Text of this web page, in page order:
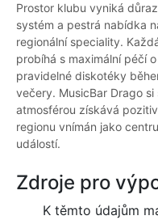
Prostor klubu vyniká
systém a pestrá nabídka
regionální speciality.
probíhá s maximální péčí
pravidelné diskotéky
večery. MusicBar Drago
atmosférou získává
regionu vnímán jako
událostí.
Zdroje pro
K těmto údajům